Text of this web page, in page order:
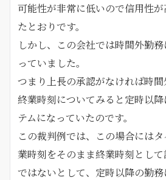
可能性が非常に低いので信用性
たとおりです。
しかし、この会社では時間外勤
っていました。
つまり上長の承認がなければ時間
終業時刻についてみると定時以
テムになっていたのです。
この裁判例では、この場合には
業時刻をそのまま終業時刻とし
ではないとして、定時以降の勤